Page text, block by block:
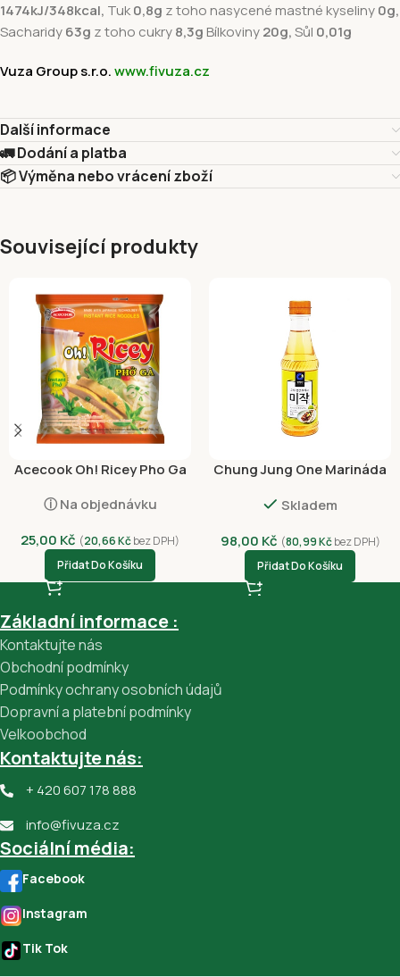
1474kJ/348kcal, Tuk0,8g z toho nasycené mastné kyseliny0g,
Sacharidy63g z toho cukry8,3g Bílkoviny20g,Sůl 0,01g
Vuza Group s.r.o.www.fivuza.cz
Další informace
🚛 Dodání a platba
📦 Výměna nebo vrácení zboží
Související produkty
Acecook Oh! Ricey Pho Ga
ⓘ Na objednávku
25,00 Kč (20,66Kčbez DPH)
Přidat Do Košíku
Chung Jung One Marináda
Skladem
98,00 Kč (80,99Kčbez DPH)
Přidat Do Košíku
Základní informace :
Kontaktujte nás
Obchodní podmínky
Podmínky ochrany osobních údajů
Dopravní a platební podmínky
Velkoobchod
Kontaktujte nás:
+ 420 607 178 888
info@fivuza.cz
Sociální média:
Facebook
Instagram
Tik Tok